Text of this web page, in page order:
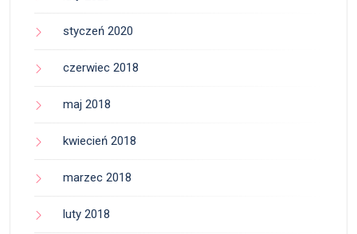
styczeń 2020
czerwiec 2018
maj 2018
kwiecień 2018
marzec 2018
luty 2018